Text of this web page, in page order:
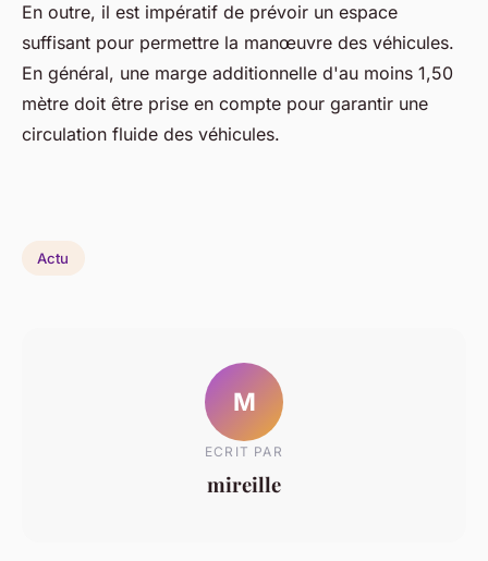
En outre, il est impératif de prévoir un espace
suffisant pour permettre la manœuvre des véhicules.
En général, une marge additionnelle d'au moins 1,50
mètre doit être prise en compte pour garantir une
circulation fluide des véhicules.
Actu
M
ECRIT PAR
mireille